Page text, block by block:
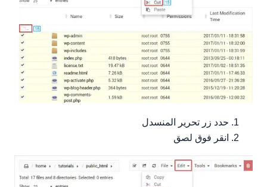
حدد زر تحرير المنسدل
انقر فوق لصق